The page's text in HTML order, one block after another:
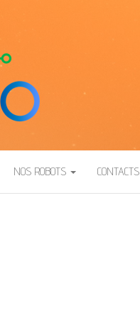
NOS ROBOTS CONTACTS